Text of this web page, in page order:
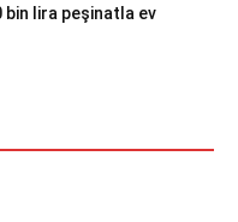
bin lira peşinatla ev